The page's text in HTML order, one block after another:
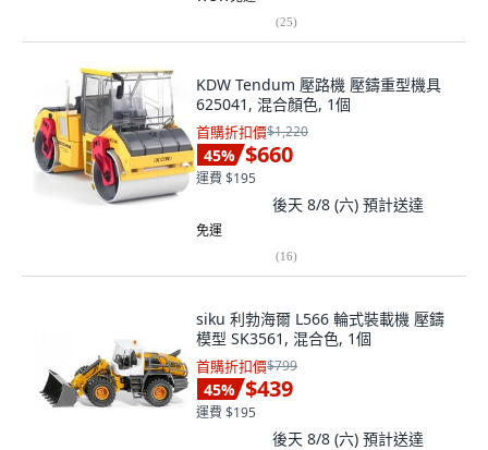
(25)
KDW Tendum 壓路機 壓鑄重型機具
625041, 混合顏色, 1個
首購折扣價$1,220
45% $660
運費 $195
後天 8/8 (六) 預計送達
免運
(16)
siku 利勃海爾 L566 輪式裝載機 壓鑄
模型 SK3561, 混合色, 1個
首購折扣價$799
45% $439
運費 $195
後天 8/8 (六) 預計送達